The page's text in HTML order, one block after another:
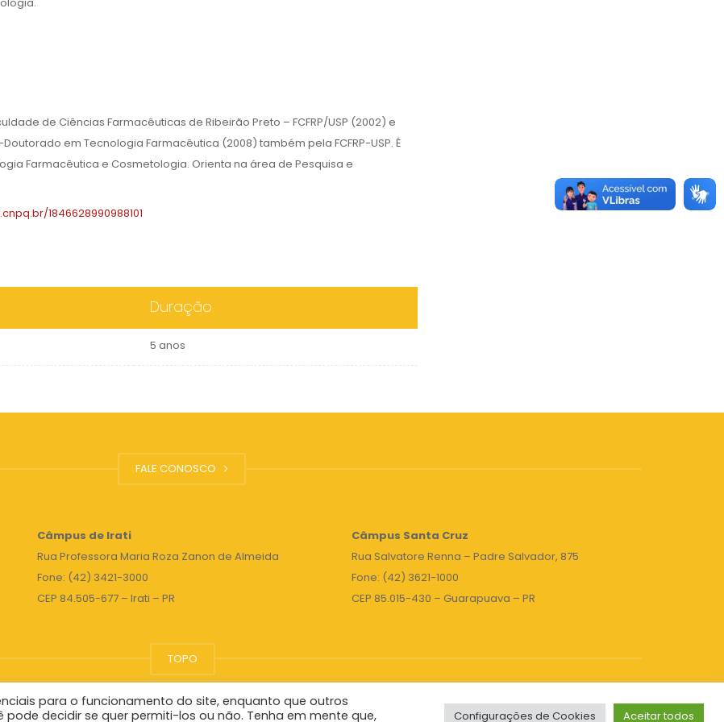
de Ciências Farmacêuticas de Ribeirão Preto – FCFRP/USP (2002) e
em Tecnologia Farmacêutica (2008) também pela FCFRP-USP. É
Farmacêutica e Cosmetologia. Orienta na área de Pesquisa e
1846628990988101
Duração
5 anos
FALE CONOSCO
Câmpus de Irati
Rua Professora Maria Roza Zanon de Almeida
Fone: (42) 3421-3000
CEP 84.505-677 – Irati – PR
Câmpus Santa Cruz
Rua Salvatore Renna – Padre Salvador, 875
Fone: (42) 3621-1000
CEP 85.015-430 – Guarapuava – PR
TOPO
para o funcionamento do site, enquanto que outros
decidir se quer permiti-los ou não. Tenha em mente que,
Configurações de Cookies Aceitar todos